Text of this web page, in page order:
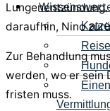
daraufhin, Nino
Zur Behandlung
werden, wo er sein
fristen muss.